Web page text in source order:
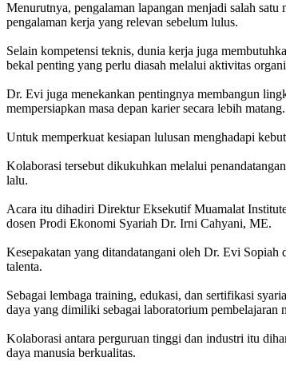
Menurutnya, pengalaman lapangan menjadi salah
pengalaman kerja yang relevan sebelum lulus.
Selain kompetensi teknis, dunia kerja juga
bekal penting yang perlu diasah melalui aktivitas
Dr. Evi juga menekankan pentingnya membangun
mempersiapkan masa depan karier secara lebih matang.
Untuk memperkuat kesiapan lulusan menghadapi
Kolaborasi tersebut dikukuhkan melalui
lalu.
Acara itu dihadiri Direktur Eksekutif Muamalat
dosen Prodi Ekonomi Syariah Dr. Irni Cahyani, ME.
Kesepakatan yang ditandatangani oleh Dr. Evi Sopiah
talenta.
Sebagai lembaga training, edukasi, dan sertifikasi
daya yang dimiliki sebagai laboratorium pembelajaran
Kolaborasi antara perguruan tinggi dan industri itu
daya manusia berkualitas.